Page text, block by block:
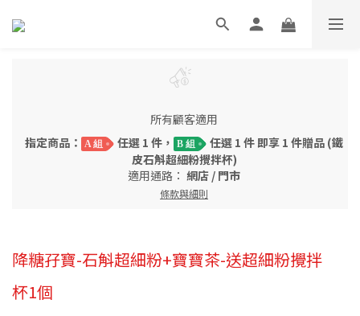
所有顧客適用
指定商品：
A 組 任選 1 件， B 組
任選 1 件 即享 1 件贈品 (鐵
皮石斛超細粉攪拌杯)
適用通路： 網店 / 門市
條款與細則
降糖孖寶-石斛超細粉+寶寶茶-送超細粉攪拌
杯1個